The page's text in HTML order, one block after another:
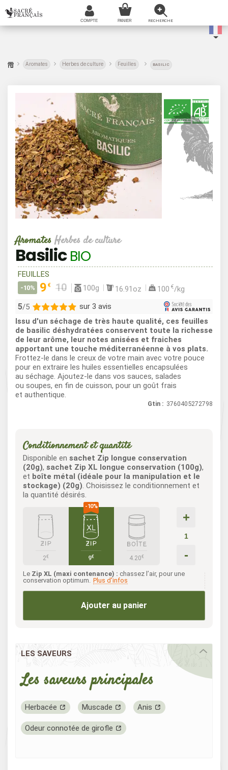
Aromates Herbes de culture Feuilles BASILIC
Aromates Herbes de culture
BasilicBIO
FEUILLES
-10% 9 € 100g 16.91oz 100 €/kg
5/5 sur 3 avis
3
0
0
0
0
Issu d'un séchage de très haute qualité, ces feuilles
de basilic déshydratées conservent toute la richesse
de leur arôme, leur notes anisées et fraiches
apportant une touche méditerranéenne à vos plats.
Frottez-le dans le creux de votre main avec votre pouce
pour en extraire les huiles essentielles encapsulées
au séchage. Ajoutez-le dans vos sauces, salades
ou soupes, en fin de cuisson, pour un goût frais
et authentique.
Gtin : 3760405272798
Conditionnement et quantité
Disponible en sachet Zip longue conservation
(20g), sachet Zip XL longue conservation (100g),
et boîte métal (idéale pour la manipulation et le
stockage) (20g). Choisissez le conditionnement et
la quantité désirés.
2€ 9€
Le Zip XL (maxi contenance) : chassez l’air, pour une
conservation optimum. Plus d'infos
4.20€
+
-
Ajouter au panier
LES SAVEURS
Les saveurs principales
Herbacée Muscade Anis
Odeur connotée de girofle